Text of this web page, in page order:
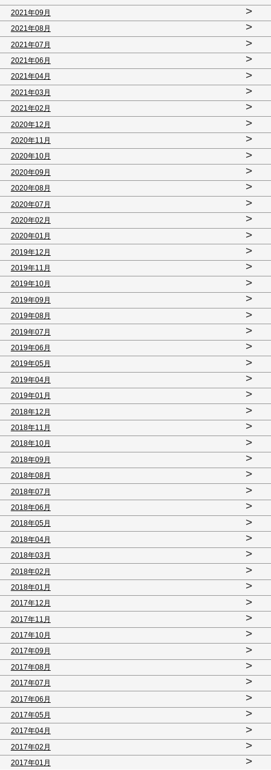
2021年09月 >
2021年08月 >
2021年07月 >
2021年06月 >
2021年04月 >
2021年03月 >
2021年02月 >
2020年12月 >
2020年11月 >
2020年10月 >
2020年09月 >
2020年08月 >
2020年07月 >
2020年02月 >
2020年01月 >
2019年12月 >
2019年11月 >
2019年10月 >
2019年09月 >
2019年08月 >
2019年07月 >
2019年06月 >
2019年05月 >
2019年04月 >
2019年01月 >
2018年12月 >
2018年11月 >
2018年10月 >
2018年09月 >
2018年08月 >
2018年07月 >
2018年06月 >
2018年05月 >
2018年04月 >
2018年03月 >
2018年02月 >
2018年01月 >
2017年12月 >
2017年11月 >
2017年10月 >
2017年09月 >
2017年08月 >
2017年07月 >
2017年06月 >
2017年05月 >
2017年04月 >
2017年02月 >
2017年01月 >